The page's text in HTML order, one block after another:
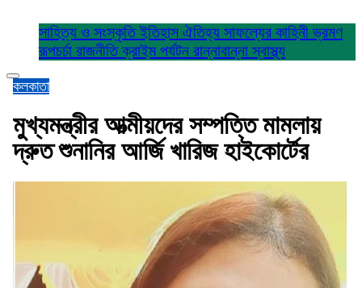
সাহিত্য ও সংস্কৃতিইতিহাস ঐতিহ্য সাফল্যের কাহিনীভ্রমণ
রূপচর্চা রাজনীতিক্রাইম পর্যটন রান্নাবান্নাস্বাস্থ্য
কলকাতা
মুখ্যমন্ত্রীর আত্মীয়দের সম্পত্তি মামলায়
দ্রুত শুনানির আর্জি খারিজ হাইকোর্টের